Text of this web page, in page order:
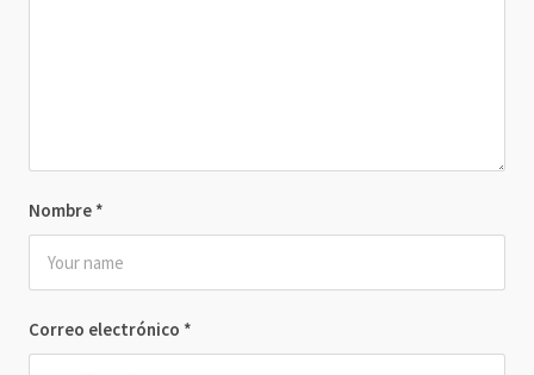
Nombre *
Correo electrónico *